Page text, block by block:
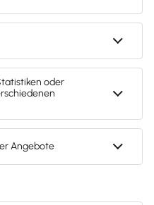
Ihnen Lexware
mit
Mandant:innen kann
annehmen. Bei jeder
die Kanzleisoftware